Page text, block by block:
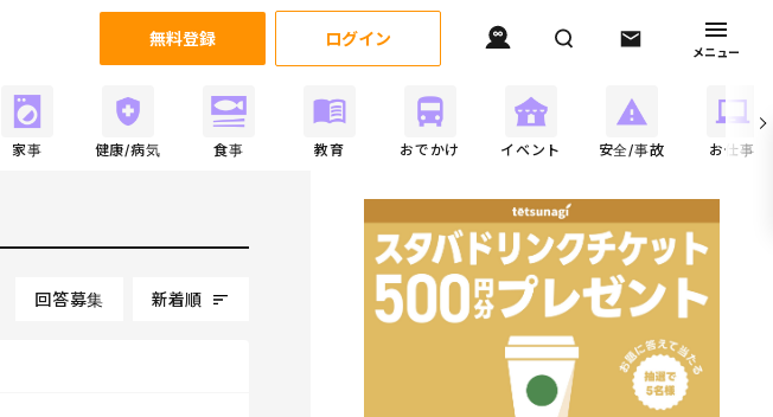
無料登録 ログイン
メニュー
家事 健康/病気 食事 教育 おでかけ イベント 安全/事故 お仕事
回答募集 新着順